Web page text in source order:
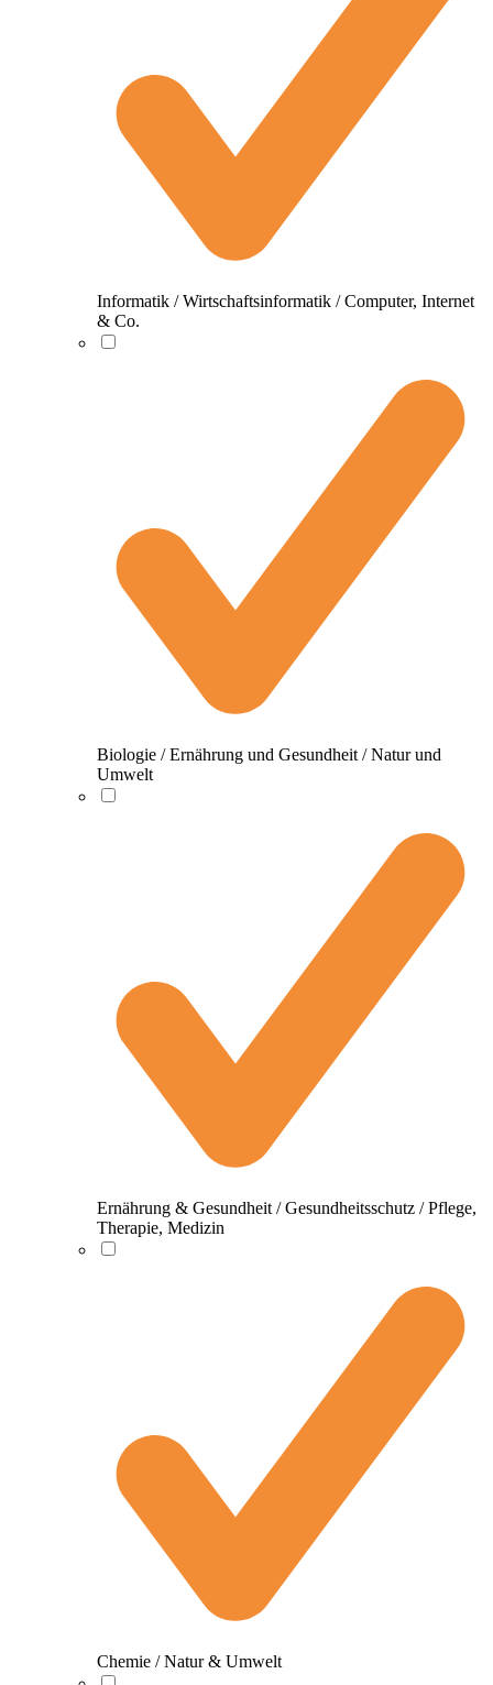
Informatik / Wirtschaftsinformatik / Computer, Internet
& Co.
Biologie / Ernährung und Gesundheit / Natur und
Umwelt
Ernährung & Gesundheit / Gesundheitsschutz / Pflege,
Therapie, Medizin
Chemie / Natur & Umwelt